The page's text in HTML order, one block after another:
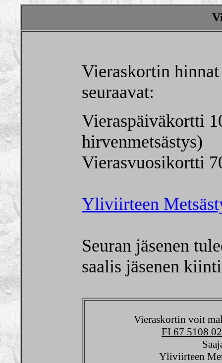
Vieraskortin
seuraavat:
Vieraspäiväkortti
hirvenmetsästys)
Vierasvuosikortti
Yliviirteen
Seuran jäsenen
saalis jäsenen
Vieraskortin voit
FI 67 5108
Yliviirteen